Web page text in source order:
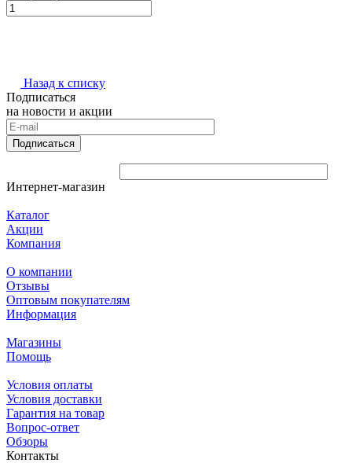
Назад к списку
Подписаться
на новости и акции
Подписаться
Интернет-магазин
Каталог
Акции
Компания
О компании
Отзывы
Оптовым покупателям
Информация
Магазины
Помощь
Условия оплаты
Условия доставки
Гарантия на товар
Вопрос-ответ
Обзоры
Контакты